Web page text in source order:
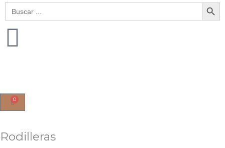
Buscar: Botón de
0
Cart
Rodilleras